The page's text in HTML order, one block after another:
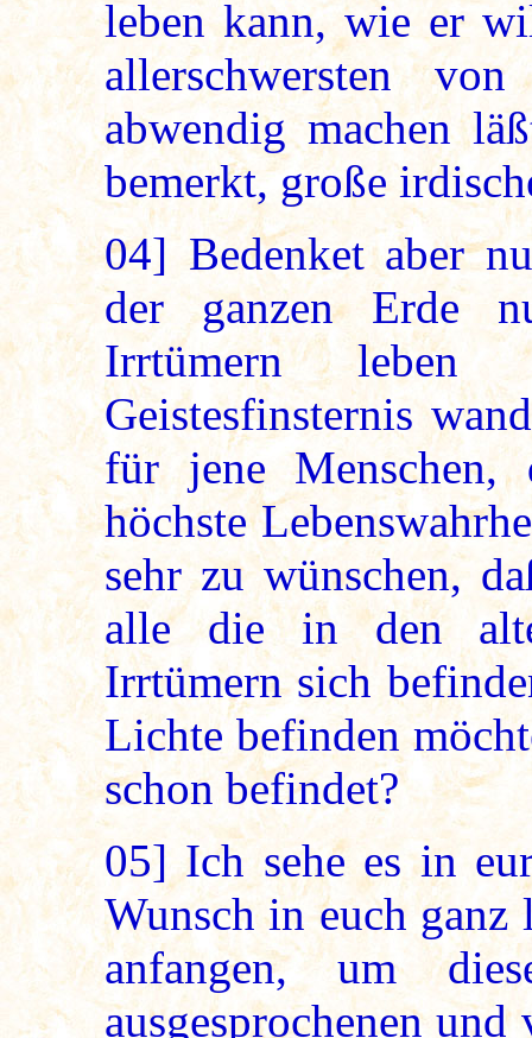
leben kann, wie er
allerschwersten
abwendig machen
bemerkt, große
04]Bedenket aber
der ganzen Erde
Irrtümern
Geistesfinsternis
für jene
höchste
sehr zu wünschen,
alle die in den
Irrtümern sich
Lichte befinden
schon befindet?
05] Ich sehe es in
Wunsch in euch ganz
anfangen, um
ausgesprochenen